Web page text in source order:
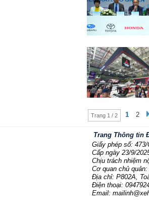
Trang 1 / 2 1 2
Trang Thông tin
Giấy phép số:
Cấp ngày 23/9/
Chịu trách nhiệm
Cơ quan chủ
Địa chỉ: P802A,
Điện thoại:
Email: